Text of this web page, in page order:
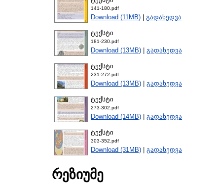
141-180.pdf
Download (11MB) | გადახედვა
ტექსტი
181-230.pdf
Download (13MB) | გადახედვა
ტექსტი
231-272.pdf
Download (13MB) | გადახედვა
ტექსტი
273-302.pdf
Download (14MB) | გადახედვა
ტექსტი
303-352.pdf
Download (31MB) | გადახედვა
რეზიუმე